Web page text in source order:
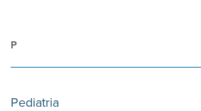
P
Pediatria